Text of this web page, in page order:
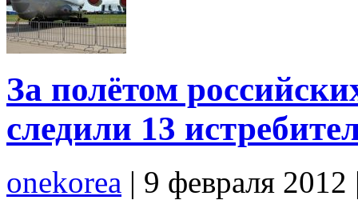
За полётом
следили 13
onekorea | 9 февраля 2012